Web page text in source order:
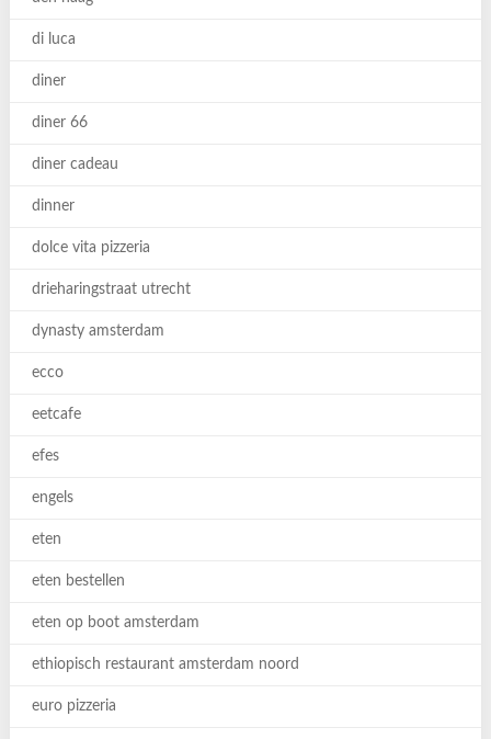
di luca
diner
diner 66
diner cadeau
dinner
dolce vita pizzeria
drieharingstraat utrecht
dynasty amsterdam
ecco
eetcafe
efes
engels
eten
eten bestellen
eten op boot amsterdam
ethiopisch restaurant amsterdam noord
euro pizzeria